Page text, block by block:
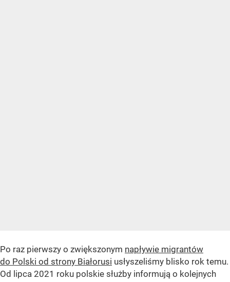
Po raz pierwszy o zwiększonym napływie migrantów
do Polski od strony Białorusi usłyszeliśmy blisko rok temu.
Od lipca 2021 roku polskie służby informują o kolejnych